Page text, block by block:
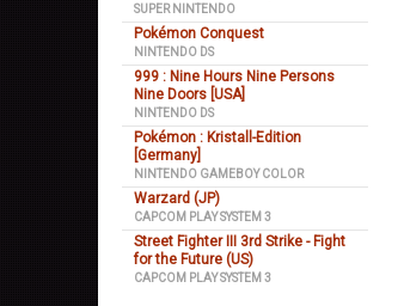
SUPER NINTENDO
Pokémon Conquest
NINTENDO DS
999 : Nine Hours Nine Persons
Nine Doors [USA]
NINTENDO DS
Pokémon : Kristall-Edition
[Germany]
NINTENDO GAMEBOY COLOR
Warzard (JP)
CAPCOM PLAY SYSTEM 3
Street Fighter III 3rd Strike - Fight
for the Future (US)
CAPCOM PLAY SYSTEM 3